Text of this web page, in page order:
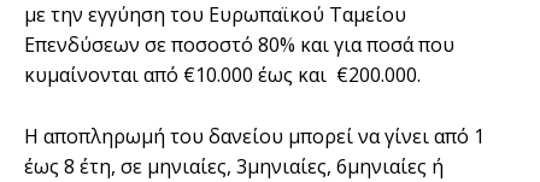
με την εγγύηση του Ευρωπαϊκού Ταμείου
Επενδύσεων σε ποσοστό 80% και για ποσά που
κυμαίνονται από €10.000 έως και €200.000.
Η αποπληρωμή του δανείου μπορεί να γίνει από 1
έως 8 έτη, σε μηνιαίες, 3μηνιαίες, 6μηνιαίες ή